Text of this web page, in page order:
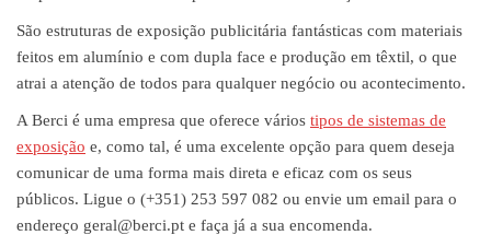
São estruturas de exposição publicitária fantásticas com materiais
feitos em alumínio e com dupla face e produção em têxtil, o que
atrai a atenção de todos para qualquer negócio ou acontecimento.
A Berci é uma empresa que oferece vários tipos de sistemas de
exposição e, como tal, é uma excelente opção para quem deseja
comunicar de uma forma mais direta e eficaz com os seus
públicos. Ligue o (+351) 253 597 082 ou envie um email para o
endereço geral@berci.pt e faça já a sua encomenda.